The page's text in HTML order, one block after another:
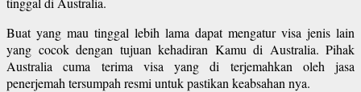
Buat yang mau tinggal lebih lama dapat mengatur visa jenis lain
yang cocok dengan tujuan kehadiran Kamu di Australia. Pihak
Australia cuma terima visa yang di terjemahkan oleh jasa
penerjemah tersumpah resmi untuk pastikan keabsahan nya.